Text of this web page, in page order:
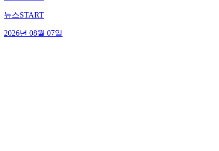
뉴스START
2026년 08월 07일